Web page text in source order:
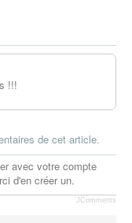
!!!
de cet article.
avec votre compte
d'en créer un.
JComments